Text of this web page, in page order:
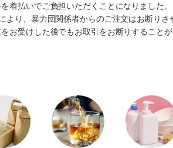
着払いでご負担いただくことになりました
り、暴力団関係者からのご注文はお断り
お受けした後でもお取引をお断りすること